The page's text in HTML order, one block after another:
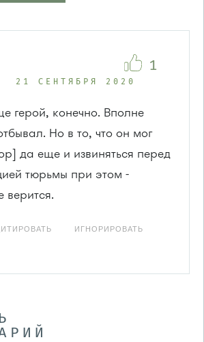
21 СЕНТЯБРЯ 2020
герой, конечно. Вполне
Но в то, что он мог
да еще и извиняться перед
тюрьмы при этом -
верится.
ИГНОРИРОВАТЬ
1